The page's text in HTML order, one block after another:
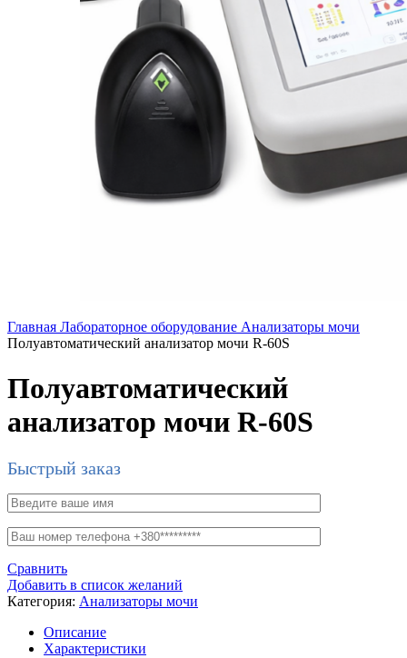
Главная Лабораторное оборудование Анализаторы мочи
Полуавтоматический анализатор мочи R-60S
Полуавтоматический
анализатор мочи R-60S
Быстрый заказ
Сравнить
Добавить в список желаний
Категория: Анализаторы мочи
Описание
Характеристики